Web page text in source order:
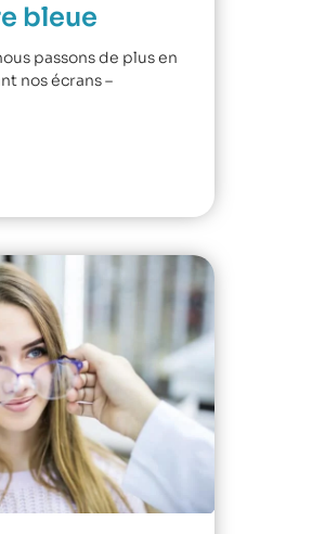
bleue
passons de plus en
nos écrans –